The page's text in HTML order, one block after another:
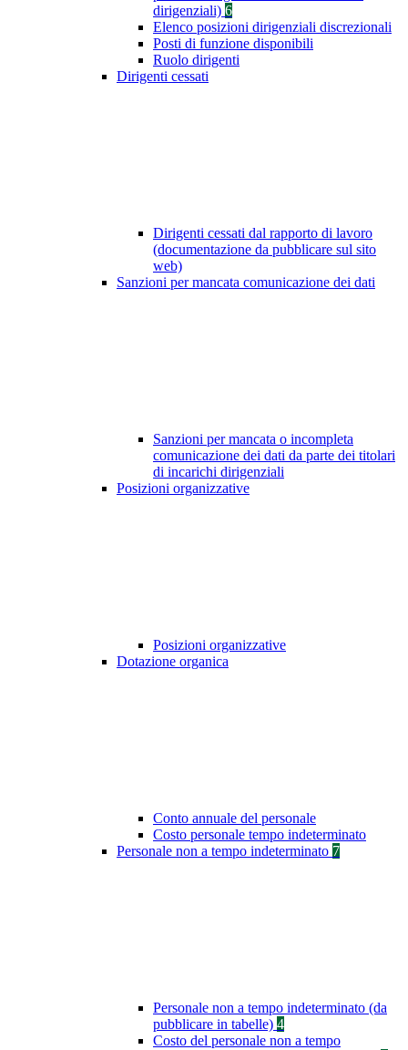
dirigenziali) 6
Elenco posizioni dirigenziali discrezionali
Posti di funzione disponibili
Ruolo dirigenti
Dirigenti cessati
Dirigenti cessati dal rapporto di lavoro
(documentazione da pubblicare sul sito
web)
Sanzioni per mancata comunicazione dei dati
Sanzioni per mancata o incompleta
comunicazione dei dati da parte dei titolari
di incarichi dirigenziali
Posizioni organizzative
Posizioni organizzative
Dotazione organica
Conto annuale del personale
Costo personale tempo indeterminato
Personale non a tempo indeterminato 7
Personale non a tempo indeterminato (da
pubblicare in tabelle) 4
Costo del personale non a tempo